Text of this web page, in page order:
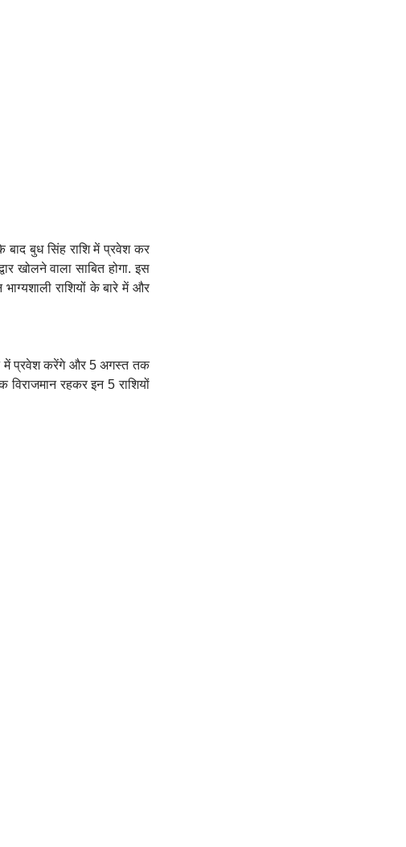
बुध सिंह राशि में प्रवेश कर
खोलने वाला साबित होगा. इस
राशियों के बारे में और
में प्रवेश करेंगे और 5 अगस्त तक
रहकर इन 5 राशियों